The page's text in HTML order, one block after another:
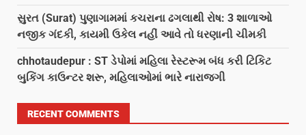
સુરત (Surat) પુણાગામમાં કચરાના ઢગલાથી રોષ: 3 શાળાઓ
નજીક ગંદકી, કાયમી ઉકેલ નહીં આવે તો ધરણાની ચીમકી
chhotaudepur : ST ડેપોમાં મહિલા રેસ્ટરૂમ બંધ કરી ટિકિટ
બુકિંગ કાઉન્ટર શરૂ, મહિલાઓમાં ભારે નારાજગી
RECENT COMMENTS